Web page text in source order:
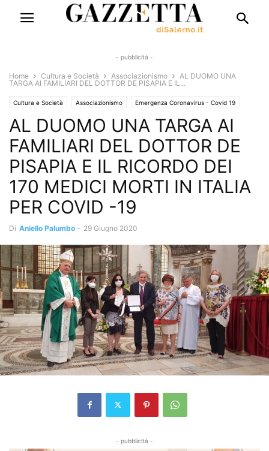
- pubblicità -
Home Cultura e Società Associazionismo
AL DUOMO UNA
TARGA AI FAMILIARI DEL DOTTOR DE PISAPIA E IL...
Cultura e Società Associazionismo Emergenza Coronavirus - Covid 19
Eventi e Manifestazioni Eventi religiosi. Rubriche Lo Stivale Positivo
Territori Sanità
AL DUOMO UNA TARGA AI
FAMILIARI DEL DOTTOR DE
PISAPIA E IL RICORDO DEI
170 MEDICI MORTI IN ITALIA
PER COVID -19
Di Aniello Palumbo - 29 Giugno 2020
- pubblicità -